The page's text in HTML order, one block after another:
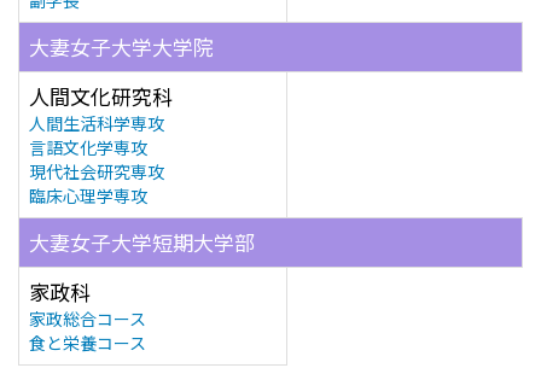
大妻女子大学大学院
人間文化研究科
人間生活科学専攻
言語文化学専攻
現代社会研究専攻
臨床心理学専攻
大妻女子大学短期大学部
家政科
家政総合コース
食と栄養コース